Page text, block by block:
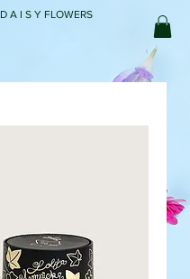
D A I S Y FLOWERS